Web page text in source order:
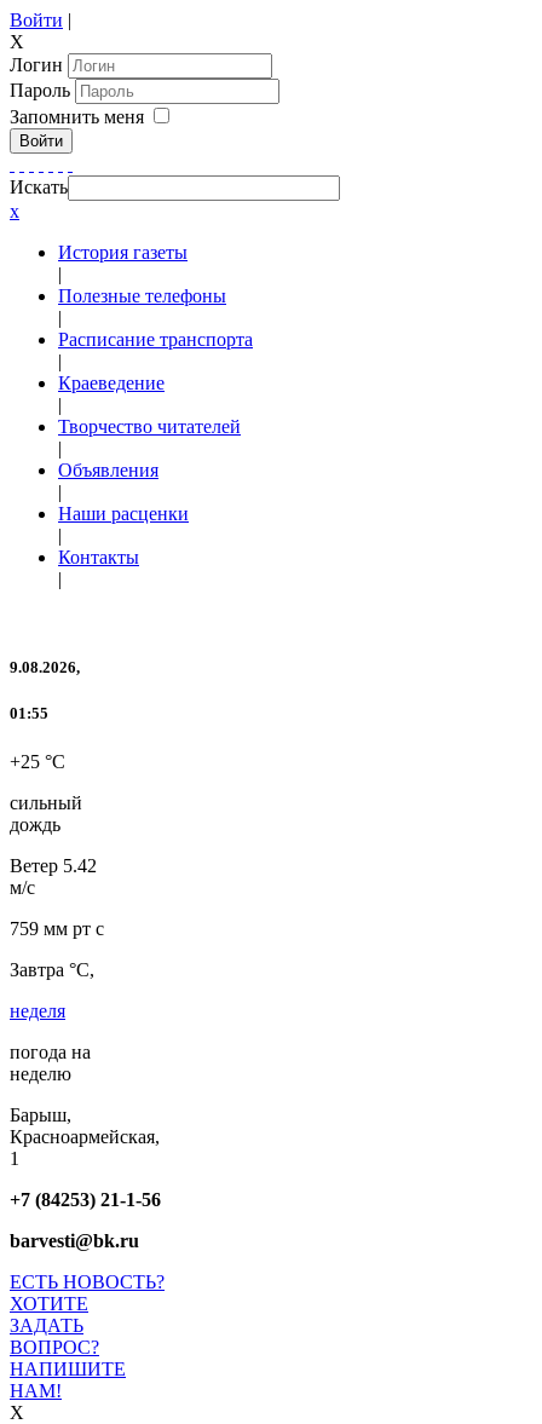
Войти |
X
Логин
Пароль
Запомнить меня
Войти
Искать
x
История газеты
|
Полезные телефоны
|
Расписание транспорта
|
Краеведение
|
Творчество читателей
|
Объявления
|
Наши расценки
|
Контакты
|
9.08.2026,
01:55
+25 °C
сильный
дождь
Ветер 5.42
м/с
759 мм рт с
Завтра °C,
неделя
погода на
неделю
Барыш,
Красноармейская,
1
+7 (84253) 21-1-56
barvesti@bk.ru
ЕСТЬ НОВОСТЬ?
ХОТИТЕ
ЗАДАТЬ
ВОПРОС?
НАПИШИТЕ
НАМ!
X